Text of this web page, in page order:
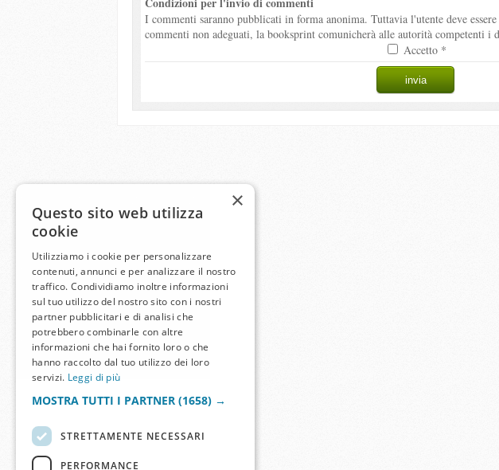
I commenti saranno pubblicati in forma anonima. Tuttavia l'utente deve
commenti non adeguati, la booksprint comunicherà alle autorità competenti i
Accetto *
×
Questo sito web utilizza
cookie
Utilizziamo i cookie per personalizzare
contenuti, annunci e per analizzare il nostro
traffico. Condividiamo inoltre informazioni
sul tuo utilizzo del nostro sito con i nostri
partner pubblicitari e di analisi che
potrebbero combinarle con altre
informazioni che hai fornito loro o che
hanno raccolto dal tuo utilizzo dei loro
servizi. Leggi di più
MOSTRA TUTTI I PARTNER (1658) →
STRETTAMENTE NECESSARI
PERFORMANCE